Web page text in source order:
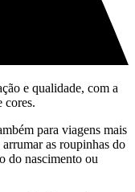
e qualidade, com a
cores.
para viagens mais
as roupinhas do
do nascimento ou